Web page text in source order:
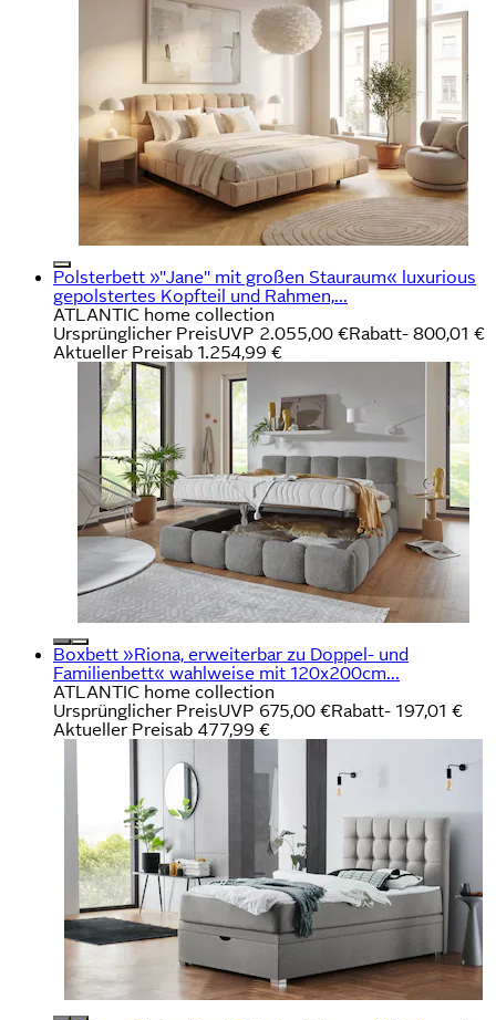
Polsterbett »"Jane" mit großen Stauraum« luxurious
gepolstertes Kopfteil und Rahmen,...
ATLANTIC home collection
Ursprünglicher PreisUVP 2.055,00 €Rabatt- 800,01 €
Aktueller Preisab 1.254,99 €
Boxbett »Riona, erweiterbar zu Doppel- und
Familienbett« wahlweise mit 120x200cm...
ATLANTIC home collection
Ursprünglicher PreisUVP 675,00 €Rabatt- 197,01 €
Aktueller Preisab 477,99 €